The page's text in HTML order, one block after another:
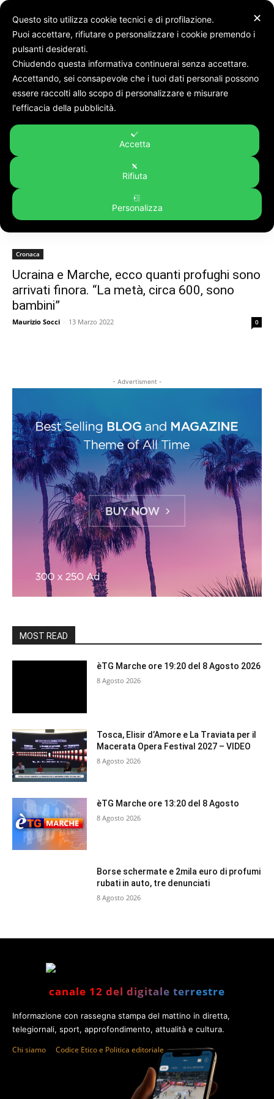
Ucraina e Marche
Tag:Ucraina e Marche
Cronaca
Ucraina e Marche, ecco quanti profughi sono
arrivati finora. “La metà, circa 600, sono
bambini”
Maurizio Socci - 13 Marzo 2022 0
- Advertisment -
MOST READ
èTG Marche ore 19:20 del 8 Agosto 2026
8 Agosto 2026
Tosca, Elisir d’Amore e La Traviata per il
Macerata Opera Festival 2027 – VIDEO
8 Agosto 2026
èTG Marche ore 13:20 del 8 Agosto
8 Agosto 2026
Borse schermate e 2mila euro di profumi
rubati in auto, tre denunciati
8 Agosto 2026
canale 12 del digitale terrestre
Informazione con rassegna stampa del mattino in diretta,
telegiornali, sport, approfondimento, attualità e cultura.
Chi siamo Codice Etico e Politica editoriale
✕
Questo sito utilizza cookie tecnici e di profilazione.
Puoi accettare, rifiutare o personalizzare i cookie premendo i
pulsanti desiderati.
Chiudendo questa informativa continuerai senza accettare.
Accettando, sei consapevole che i tuoi dati personali possono
essere raccolti allo scopo di personalizzare e misurare
l'efficacia della pubblicità.
Accetta
Rifiuta
Personalizza